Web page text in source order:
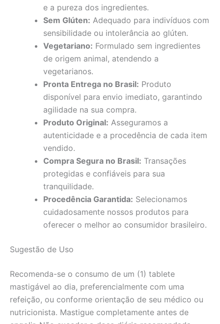
e a pureza dos ingredientes.
Sem Glúten: Adequado para indivíduos com
sensibilidade ou intolerância ao glúten.
Vegetariano: Formulado sem ingredientes
de origem animal, atendendo a
vegetarianos.
Pronta Entrega no Brasil: Produto
disponível para envio imediato, garantindo
agilidade na sua compra.
Produto Original: Asseguramos a
autenticidade e a procedência de cada item
vendido.
Compra Segura no Brasil: Transações
protegidas e confiáveis para sua
tranquilidade.
Procedência Garantida: Selecionamos
cuidadosamente nossos produtos para
oferecer o melhor ao consumidor brasileiro.
Sugestão de Uso
Recomenda-se o consumo de um (1) tablete
mastigável ao dia, preferencialmente com uma
refeição, ou conforme orientação de seu médico ou
nutricionista. Mastigue completamente antes de